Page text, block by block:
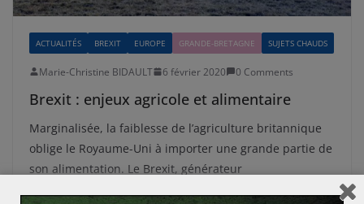
ACTUALITÉS BREXIT EUROPE GRANDE-BRETAGNE SUJETS CHAUDS
Marie-Christine BIDAULT 6 février 2020 0 Comments
Brexit : enjeux agricole et alimentaire
Marginalisée, la faiblesse de l’agriculture britannique
oblige le Royaume-Uni à importer une grande partie de
son alimentation. Le Brexit, générateur